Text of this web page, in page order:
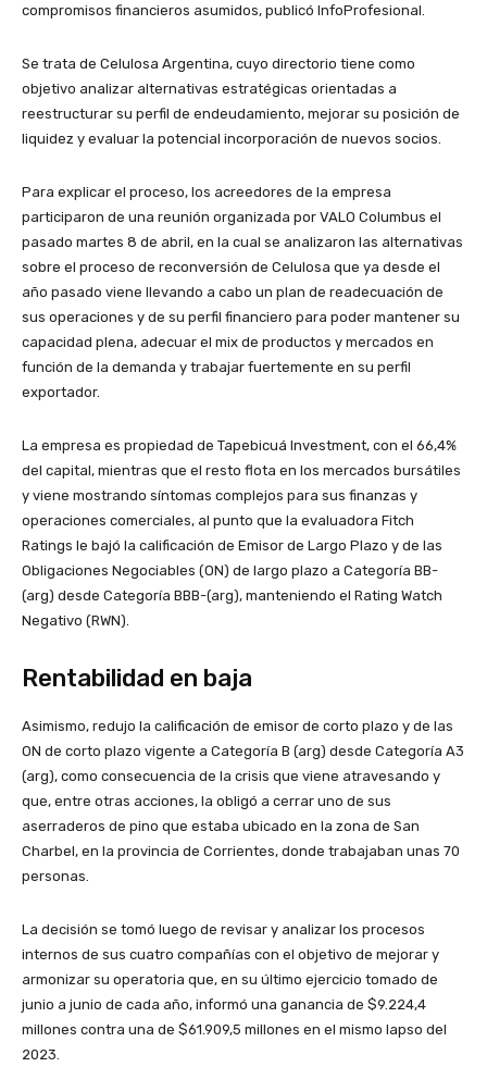
compromisos financieros asumidos, publicó InfoProfesional.
Se trata de Celulosa Argentina, cuyo directorio tiene como
objetivo analizar alternativas estratégicas orientadas a
reestructurar su perfil de endeudamiento, mejorar su posición de
liquidez y evaluar la potencial incorporación de nuevos socios.
Para explicar el proceso, los acreedores de la empresa
participaron de una reunión organizada por VALO Columbus el
pasado martes 8 de abril, en la cual se analizaron las alternativas
sobre el proceso de reconversión de Celulosa que ya desde el
año pasado viene llevando a cabo un plan de readecuación de
sus operaciones y de su perfil financiero para poder mantener su
capacidad plena, adecuar el mix de productos y mercados en
función de la demanda y trabajar fuertemente en su perfil
exportador.
La empresa es propiedad de Tapebicuá Investment, con el 66,4%
del capital, mientras que el resto flota en los mercados bursátiles
y viene mostrando síntomas complejos para sus finanzas y
operaciones comerciales, al punto que la evaluadora Fitch
Ratings le bajó la calificación de Emisor de Largo Plazo y de las
Obligaciones Negociables (ON) de largo plazo a Categoría BB-
(arg) desde Categoría BBB-(arg), manteniendo el Rating Watch
Negativo (RWN).
Rentabilidad en baja
Asimismo, redujo la calificación de emisor de corto plazo y de las
ON de corto plazo vigente a Categoría B (arg) desde Categoría A3
(arg), como consecuencia de la crisis que viene atravesando y
que, entre otras acciones, la obligó a cerrar uno de sus
aserraderos de pino que estaba ubicado en la zona de San
Charbel, en la provincia de Corrientes, donde trabajaban unas 70
personas.
La decisión se tomó luego de revisar y analizar los procesos
internos de sus cuatro compañías con el objetivo de mejorar y
armonizar su operatoria que, en su último ejercicio tomado de
junio a junio de cada año, informó una ganancia de $9.224,4
millones contra una de $61.909,5 millones en el mismo lapso del
2023.